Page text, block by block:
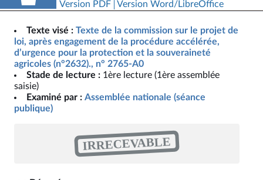
Version PDF
Version Word/LibreOffice
Texte visé : Texte de la commission sur le projet de
loi, après engagement de la procédure accélérée,
d’urgence pour la protection et la souveraineté
agricoles (n°2632)., n° 2765-A0
Stade de lecture : 1ère lecture (1ère assemblée
saisie)
Examiné par : Assemblée nationale (séance
publique)
IRRECEVABLE